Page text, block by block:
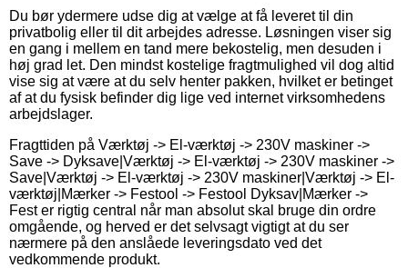
Du bør ydermere udse dig at vælge at få leveret til din
privatbolig eller til dit arbejdes adresse. Løsningen viser sig
en gang i mellem en tand mere bekostelig, men desuden i
høj grad let. Den mindst kostelige fragtmulighed vil dog altid
vise sig at være at du selv henter pakken, hvilket er betinget
af at du fysisk befinder dig lige ved internet virksomhedens
arbejdslager.
Fragttiden på Værktøj -> El-værktøj -> 230V maskiner ->
Save -> Dyksave|Værktøj -> El-værktøj -> 230V maskiner ->
Save|Værktøj -> El-værktøj -> 230V maskiner|Værktøj -> El-
værktøj|Mærker -> Festool -> Festool Dyksav|Mærker ->
Fest er rigtig central når man absolut skal bruge din ordre
omgående, og herved er det selvsagt vigtigt at du ser
nærmere på den anslåede leveringsdato ved det
vedkommende produkt.